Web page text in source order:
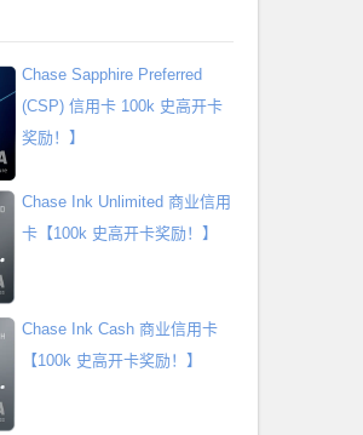
Chase Sapphire Preferred
(CSP) 信用卡 100k 史高开卡
奖励！】
Chase Ink Unlimited 商业信用
卡【100k 史高开卡奖励！】
Chase Ink Cash 商业信用卡
【100k 史高开卡奖励！】